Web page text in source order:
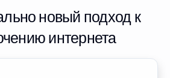
новый подход к
интернета